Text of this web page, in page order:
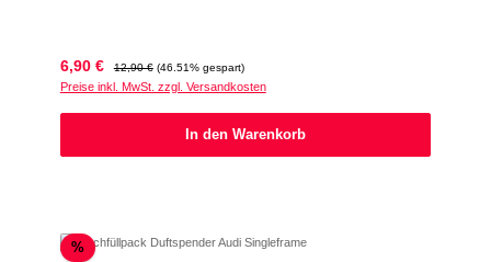
Verkaufspreis:
6,90 € Regulärer Preis:
12,90 € (46.51% gespart)
Preise inkl. MwSt. zzgl. Versandkosten
In den Warenkorb
%Rabatt